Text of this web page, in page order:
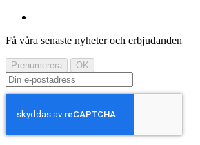
Få våra senaste nyheter och erbjudanden